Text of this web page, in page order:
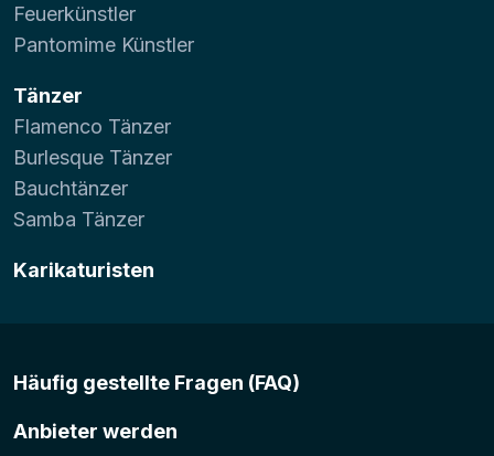
Feuerkünstler
Pantomime Künstler
Tänzer
Flamenco Tänzer
Burlesque Tänzer
Bauchtänzer
Samba Tänzer
Karikaturisten
Häufig gestellte Fragen (FAQ)
Anbieter werden